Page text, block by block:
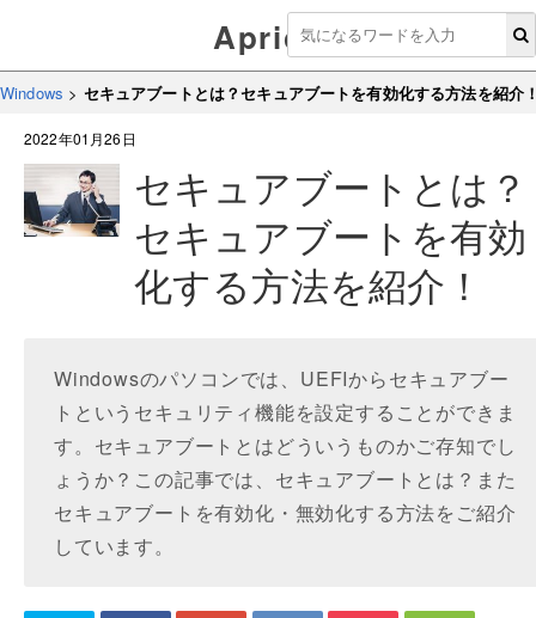
Aprico
Windows > セキュアブートとは？セキュアブートを有効化する方法を紹介
2022年01月26日
セキュアブートとは？
セキュアブートを有効
化する方法を紹介！
Windowsのパソコンでは、UEFIからセキュアブー
トというセキュリティ機能を設定することができま
す。セキュアブートとはどういうものかご存知でし
ょうか？この記事では、セキュアブートとは？また
セキュアブートを有効化・無効化する方法をご紹介
しています。